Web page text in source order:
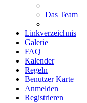
Das Team
Linkverzeichnis
Galerie
FAQ
Kalender
Regeln
Benutzer Karte
Anmelden
Registrieren